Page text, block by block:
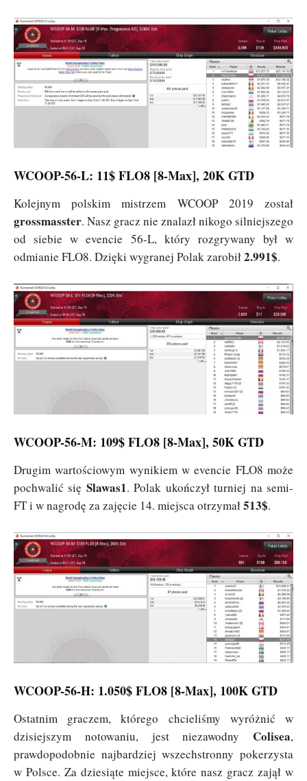
WCOOP-56-L: 11$ FLO8 [8-Max], 20K GTD
Kolejnym polskim mistrzem WCOOP 2019 został
grossmasster. Nasz gracz nie znalazł nikogo silniejszego
od siebie w evencie 56-L, który rozgrywany był w
odmianie FLO8. Dzięki wygranej Polak zarobił2.991$.
WCOOP-56-M: 109$ FLO8 [8-Max], 50K GTD
Drugim wartościowym wynikiem w evencie FLO8 może
pochwalić się Slawas1. Polak ukończył turniej na semi-
FT i w nagrodę za zajęcie 14. miejsca otrzymał513$.
WCOOP-56-H: 1.050$ FLO8 [8-Max], 100K GTD
Ostatnim graczem, którego chcieliśmy wyróżnić w
dzisiejszym notowaniu, jest niezawodny Colisea,
prawdopodobnie najbardziej wszechstronny pokerzysta
w Polsce. Za dziesiąte miejsce, które nasz gracz zajął w